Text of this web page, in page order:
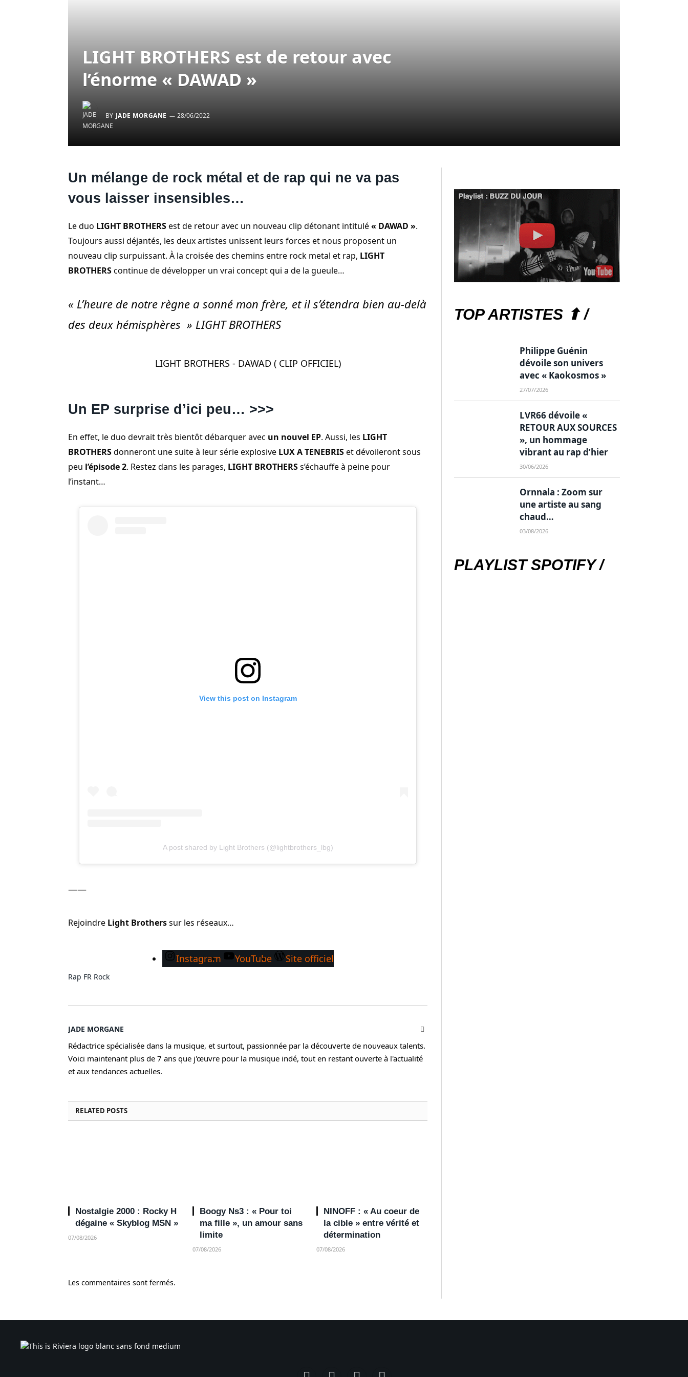
LIGHT BROTHERS est de retour avec
l’énorme « DAWAD »
BY JADE MORGANE 28/06/2022
Un mélange de rock métal et de rap qui ne va pas
vous laisser insensibles…
Le duo LIGHT BROTHERSest de retour avec un nouveau clip détonant intitulé« DAWAD ».
Toujours aussi déjantés, les deux artistes unissent leurs forces et nous proposent un
nouveau clip surpuissant. À la croisée des chemins entre rock metal et rap, LIGHT
BROTHERScontinue de développer un vrai concept qui a de la gueule…
« L’heure de notre règne a sonné mon frère, et il s’étendra bien au-delà
des deux hémisphères » LIGHT BROTHERS
LIGHT BROTHERS - DAWAD ( CLIP OFFICIEL)
Un EP surprise d’ici peu… >>>
En effet, le duo devrait très bientôt débarquer avec un nouvel EP. Aussi, les LIGHT
BROTHERSdonneront une suite à leur série explosive LUX A TENEBRISet dévoileront sous
peu l’épisode 2. Restez dans les parages, LIGHT BROTHERSs’échauffe à peine pour
l’instant…
View this post on Instagram
A post shared by Light Brothers (@lightbrothers_lbg)
——
Rejoindre Light Brotherssur les réseaux…
Instagram YouTube Site officiel
Rap FR Rock
JADE MORGANE
Rédactrice spécialisée dans la musique, et surtout, passionnée par la découverte de nouveaux talents.
Voici maintenant plus de 7 ans que j'œuvre pour la musique indé, tout en restant ouverte à l'actualité
et aux tendances actuelles.
RELATED POSTS
Nostalgie 2000 : Rocky H
dégaine « Skyblog MSN »
07/08/2026
Boogy Ns3 : « Pour toi
ma fille », un amour sans
limite
07/08/2026
NINOFF : « Au coeur de
la cible » entre vérité et
détermination
07/08/2026
Les commentaires sont fermés.
TOP ARTISTES ⬆ /
Philippe Guénin
dévoile son univers
avec « Kaokosmos »
27/07/2026
LVR66 dévoile «
RETOUR AUX SOURCES
», un hommage
vibrant au rap d’hier
30/06/2026
Ornnala : Zoom sur
une artiste au sang
chaud…
03/08/2026
PLAYLIST SPOTIFY /